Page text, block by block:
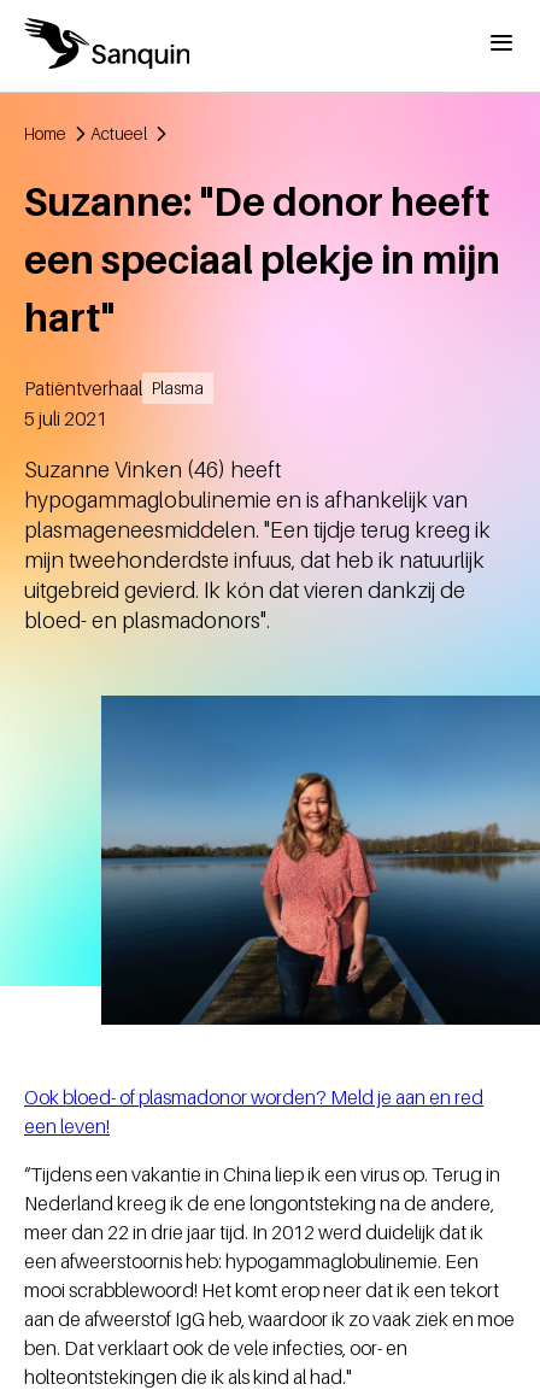
Overslaan en naar de inhoud gaan
Menu
Home Actueel
Suzanne: "De donor heeft
een speciaal plekje in mijn
hart"
Patiëntverhaal Plasma
Aangemaakt
5 juli 2021
Suzanne Vinken (46) heeft
hypogammaglobulinemie en is afhankelijk van
plasmageneesmiddelen. "Een tijdje terug kreeg ik
mijn tweehonderdste infuus, dat heb ik natuurlijk
uitgebreid gevierd. Ik kón dat vieren dankzij de
bloed- en plasmadonors".
Ook bloed- of plasmadonor worden? Meld je aan en red
een leven!
“Tijdens een vakantie in China liep ik een virus op. Terug in
Nederland kreeg ik de ene longontsteking na de andere,
meer dan 22 in drie jaar tijd. In 2012 werd duidelijk dat ik
een afweerstoornis heb: hypogammaglobulinemie. Een
mooi scrabblewoord! Het komt erop neer dat ik een tekort
aan de afweerstof IgG heb, waardoor ik zo vaak ziek en moe
ben. Dat verklaart ook de vele infecties, oor- en
holteontstekingen die ik als kind al had."